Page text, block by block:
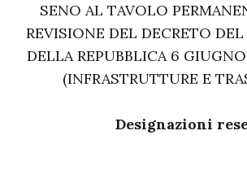
SENO AL TAVOLO
REVISIONE DEL DECRETO DEL
DELLA REPUBBLICA 6
(INFRASTRUTTURE E
Designazioni